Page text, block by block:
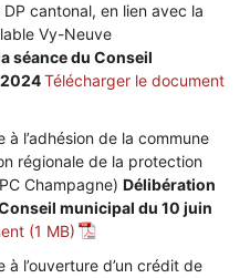
cantonal, en lien avec la
Vy-Neuve
séance du Conseil
Télécharger le document
l’adhésion de la commune
régionale de la protection
Champagne) Délibération
municipal du 10 juin
l’ouverture d’un crédit de